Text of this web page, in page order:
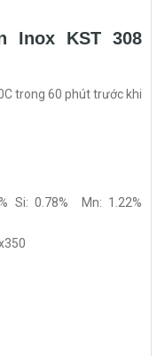
Inox KST 308
trong 60 phút trước khi
Si: 0.78% Mn: 1.22%